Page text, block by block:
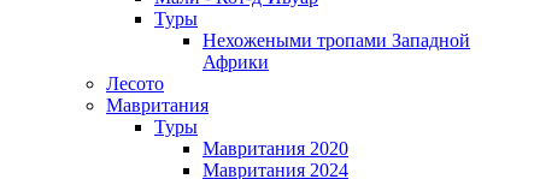
Туры
Нехожеными тропами Западной
Африки
Лесото
Мавритания
Туры
Мавритания 2020
Мавритания 2024